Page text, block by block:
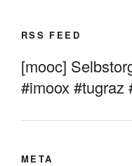
RSS FEED
[mooc]
#imoox #tugraz
META